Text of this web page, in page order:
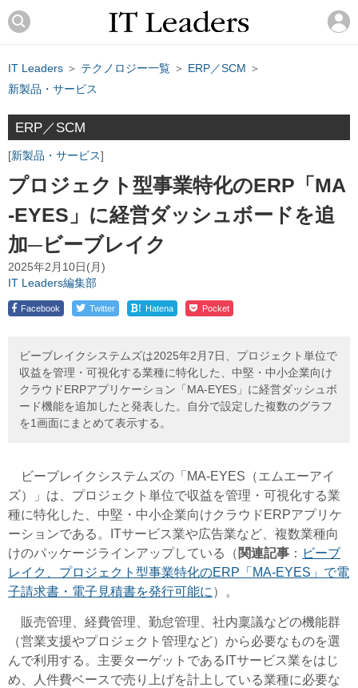
IT Leaders ＞ テクノロジー一覧 ＞ ERP／SCM ＞
新製品・サービス
ERP／SCM
新製品・サービス
プロジェクト型事業特化のERP「MA
-EYES」に経営ダッシュボードを追
加─ビーブレイク
2025年2月10日(月)
IT Leaders編集部
Facebook Twitter ! Hatena Pocket
ビーブレイクシステムズは2025年2月7日、プロジェクト単位で
収益を管理・可視化する業種に特化した、中堅・中小企業向け
クラウドERPアプリケーション「MA-EYES」に経営ダッシュボ
ード機能を追加したと発表した。自分で設定した複数のグラフ
を1画面にまとめて表示する。
ビーブレイクシステムズの「MA-EYES（エムエーアイ
ズ）」は、プロジェクト単位で収益を管理・可視化する業
種に特化した、中堅・中小企業向けクラウドERPアプリケ
ーションである。ITサービス業や広告業など、複数業種向
けのパッケージラインアップしている（ 関連記事 ： ビーブ
レイク、プロジェクト型事業特化のERP「MA-EYES」で電
子請求書・電子見積書を発行可能に ）。
販売管理、経費管理、勤怠管理、社内稟議などの機能群
（営業支援やプロジェクト管理など）から必要なものを選
んで利用する。主要ターゲットであるITサービス業をはじ
め、人件費ベースで売り上げを計上している業種に必要な